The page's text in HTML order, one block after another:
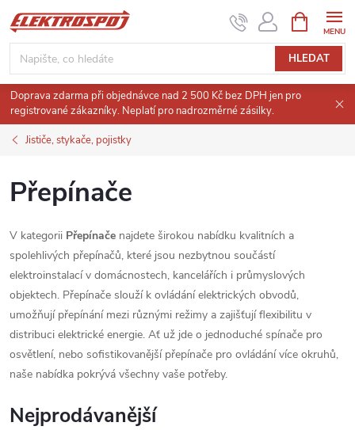
Přejít
na
obsah
HLEDAT
NÁKUPNÍ
KOŠÍK
Doprava zdarma při objednávce nad 2 500 Kč bez DPH jen pro
registrované zákazníky. Neplatí pro nadrozměrné zásilky.
Jističe, stykače, pojistky
Přepínače
V kategorii Přepínače najdete širokou nabídku kvalitních a
spolehlivých přepínačů, které jsou nezbytnou součástí
elektroinstalací v domácnostech, kancelářích i průmyslových
objektech. Přepínače slouží k ovládání elektrických obvodů,
umožňují přepínání mezi různými režimy a zajišťují flexibilitu v
distribuci elektrické energie. Ať už jde o jednoduché spínače pro
osvětlení, nebo sofistikovanější přepínače pro ovládání více okruhů,
naše nabídka pokrývá všechny vaše potřeby.
Nejprodávanější